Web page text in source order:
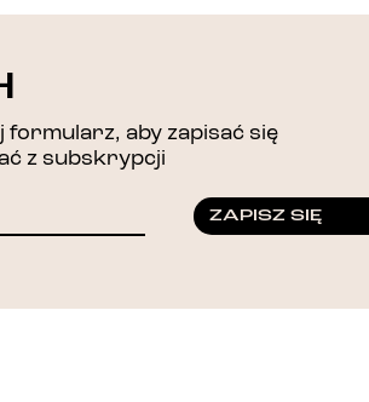
formularz, aby zapisać się
z subskrypcji
ZAPISZ SIĘ